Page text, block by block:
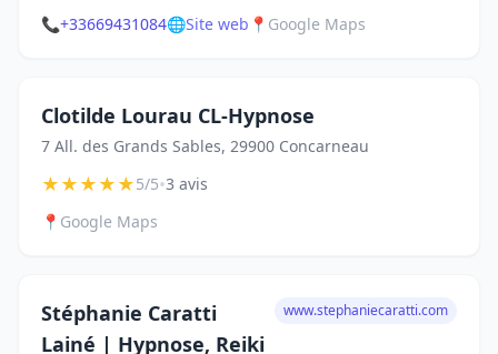
📞+33669431084🌐Site web 📍 Google Maps
Clotilde Lourau CL-Hypnose
7 All. des Grands Sables, 29900 Concarneau
★★★★★5/5•3 avis
📍 Google Maps
Stéphanie Caratti
Lainé | Hypnose, Reiki
www.stephaniecaratti.com